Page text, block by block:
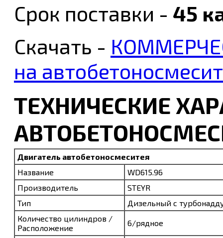
Срок поставки - 45
Скачать -
на
ТЕХНИЧЕСКИЕ
Двигатель автобетоносмеситея
Название
WD615.96
Производитель
STEYR
Тип
Дизельный с
Количество цилиндров /
Расположение
6/рядное